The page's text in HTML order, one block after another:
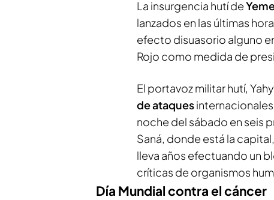
La insurgencia hutí de
lanzados en las últimas
efecto disuasorio alguno
Rojo como medida de
El portavoz militar hutí,
de ataques
noche del sábado en seis
Saná, donde está la
lleva años efectuando un
críticas de organismos
Día Mundial contra el cáncer